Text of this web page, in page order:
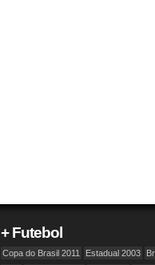
+ Futebol
Copa do Brasil 2011 Estadual 2003